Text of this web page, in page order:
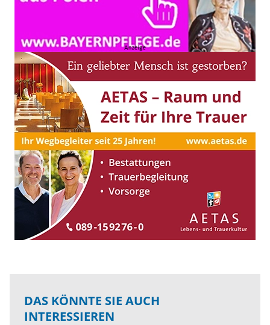
DAS KÖNNTE SIE AUCH
INTERESSIEREN